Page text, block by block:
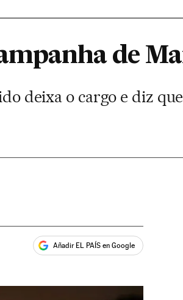
de
deixa o cargo e diz
Añadir EL PAÍS en Google